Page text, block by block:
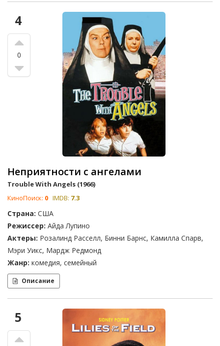
4
0
Неприятности с ангелами
Trouble With Angels (1966)
КиноПоиск: 0 IMDB: 7.3
Страна: США
Режиссер: Айда Лупино
Актеры: Розалинд Расселл, Бинни Барнс, Камилла Спарв,
Мэри Уикс, Мардж Редмонд
Жанр: комедия, семейный
Описание
5